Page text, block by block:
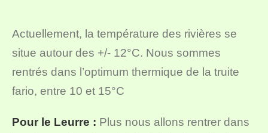
Actuellement, la température des rivières se
situe autour des +/- 12°C. Nous sommes
rentrés dans l’optimum thermique de la truite
fario, entre 10 et 15°C
Pour le Leurre : Plus nous allons rentrer dans